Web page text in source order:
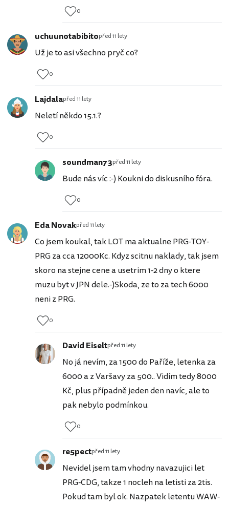
0
uchuunotabibitopřed 11 lety
Už je to asi všechno pryč co?
0
Lajdalapřed 11 lety
Neletí někdo 15.1.?
0
soundman73před 11 lety
Bude nás víc :-) Koukni do diskusního fóra.
0
Eda Novakpřed 11 lety
Co jsem koukal, tak LOT ma aktualne PRG-TOY-
PRG za cca 12000Kc. Kdyz scitnu naklady, tak jsem
skoro na stejne cene a usetrim 1-2 dny o ktere
muzu byt v JPN dele.-)Skoda, ze to za tech 6000
neni z PRG.
0
David Eiseltpřed 11 lety
No já nevím, za 1500 do Paříže, letenka za
6000 a z Varšavy za 500.. Vidím tedy 8000
Kč, plus případně jeden den navíc, ale to
pak nebylo podmínkou.
0
re5pectpřed 11 lety
Nevidel jsem tam vhodny navazujici let
PRG-CDG, takze 1 nocleh na letisti za 2tis.
Pokud tam byl ok. Nazpatek letentu WAW-